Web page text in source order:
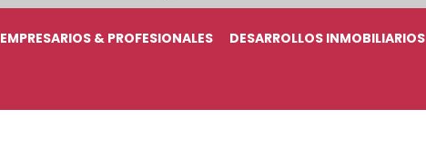
EMPRESARIOS & PROFESIONALES DESARROLLOS INMOBILIARIOS